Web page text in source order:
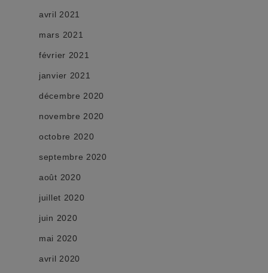
avril 2021
mars 2021
février 2021
janvier 2021
décembre 2020
novembre 2020
octobre 2020
septembre 2020
août 2020
juillet 2020
juin 2020
mai 2020
avril 2020